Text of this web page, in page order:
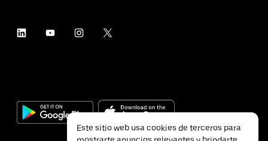
Este sitio web usa cookies de terceros para